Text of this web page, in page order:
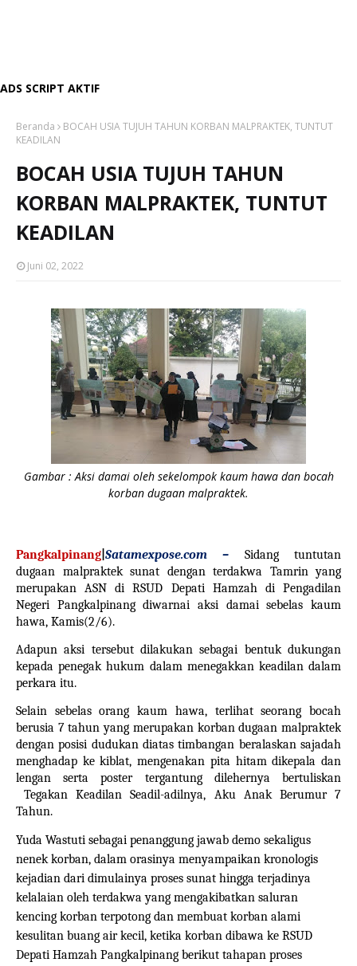
ADS SCRIPT AKTIF
Beranda
BOCAH USIA TUJUH TAHUN KORBAN MALPRAKTEK, TUNTUT
KEADILAN
BOCAH USIA TUJUH TAHUN
KORBAN MALPRAKTEK, TUNTUT
KEADILAN
Juni 02, 2022
Gambar : Aksi damai oleh sekelompok kaum hawa dan bocah
korban dugaan malpraktek.
Pangkalpinang Satamexpose.com – Sidang tuntutan
dugaan malpraktek sunat dengan terdakwa Tamrin yang
merupakan ASN di RSUD Depati Hamzah di Pengadilan
Negeri Pangkalpinang diwarnai aksi damai sebelas kaum
hawa, Kamis(2/6).
Adapun aksi tersebut dilakukan sebagai bentuk dukungan
kepada penegak hukum dalam menegakkan keadilan dalam
perkara itu.
Selain sebelas orang kaum hawa, terlihat seorang bocah
berusia 7 tahun yang merupakan korban dugaan malpraktek
dengan posisi dudukan diatas timbangan beralaskan sajadah
menghadap ke kiblat, mengenakan pita hitam dikepala dan
lengan serta poster tergantung dilehernya bertuliskan
Tegakan Keadilan Seadil-adilnya, Aku Anak Berumur 7
Tahun.
Yuda Wastuti sebagai penanggung jawab demo sekaligus
nenek korban, dalam orasinya menyampaikan kronologis
kejadian dari dimulainya proses sunat hingga terjadinya
kelalaian oleh terdakwa yang mengakibatkan saluran
kencing korban terpotong dan membuat korban alami
kesulitan buang air kecil, ketika korban dibawa ke RSUD
Depati Hamzah Pangkalpinang berikut tahapan proses